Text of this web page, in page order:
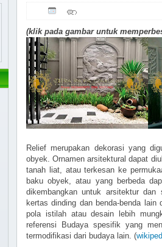
(klik pada gambar untuk
Relief merupakan dekorasi yang
obyek. Ornamen arsitektural dapat
tanah liat, atau terkesan ke
baku obyek, atau yang berbeda
dikembangkan untuk arsitektur
kertas dinding dan benda-benda
pola istilah atau desain lebih
referensi Budaya spesifik yang
termodifikasi dari budaya lain. (